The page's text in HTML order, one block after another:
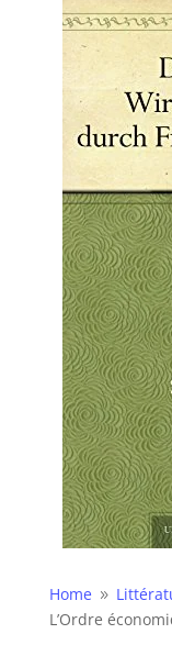
Home 9
L’Ordre